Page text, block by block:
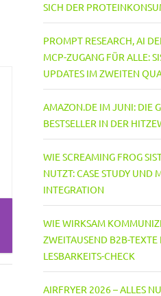
ICH DER
PROMPT RESEARCH, AI
MCP-ZUGANG FÜR ALLE:
UPDATES IM ZWEITEN
AMAZON.DE IM JUNI: DIE
ESTSELLER IN DER
WIE SCREAMING FROG
NUTZT: CASE STUDY UND
INTEGRATION
WIE WIRKSAM
ZWEITAUSEND B2B-TEXTE
LESBARKEITS-CHECK
AIRFRYER 2026 – ALLES